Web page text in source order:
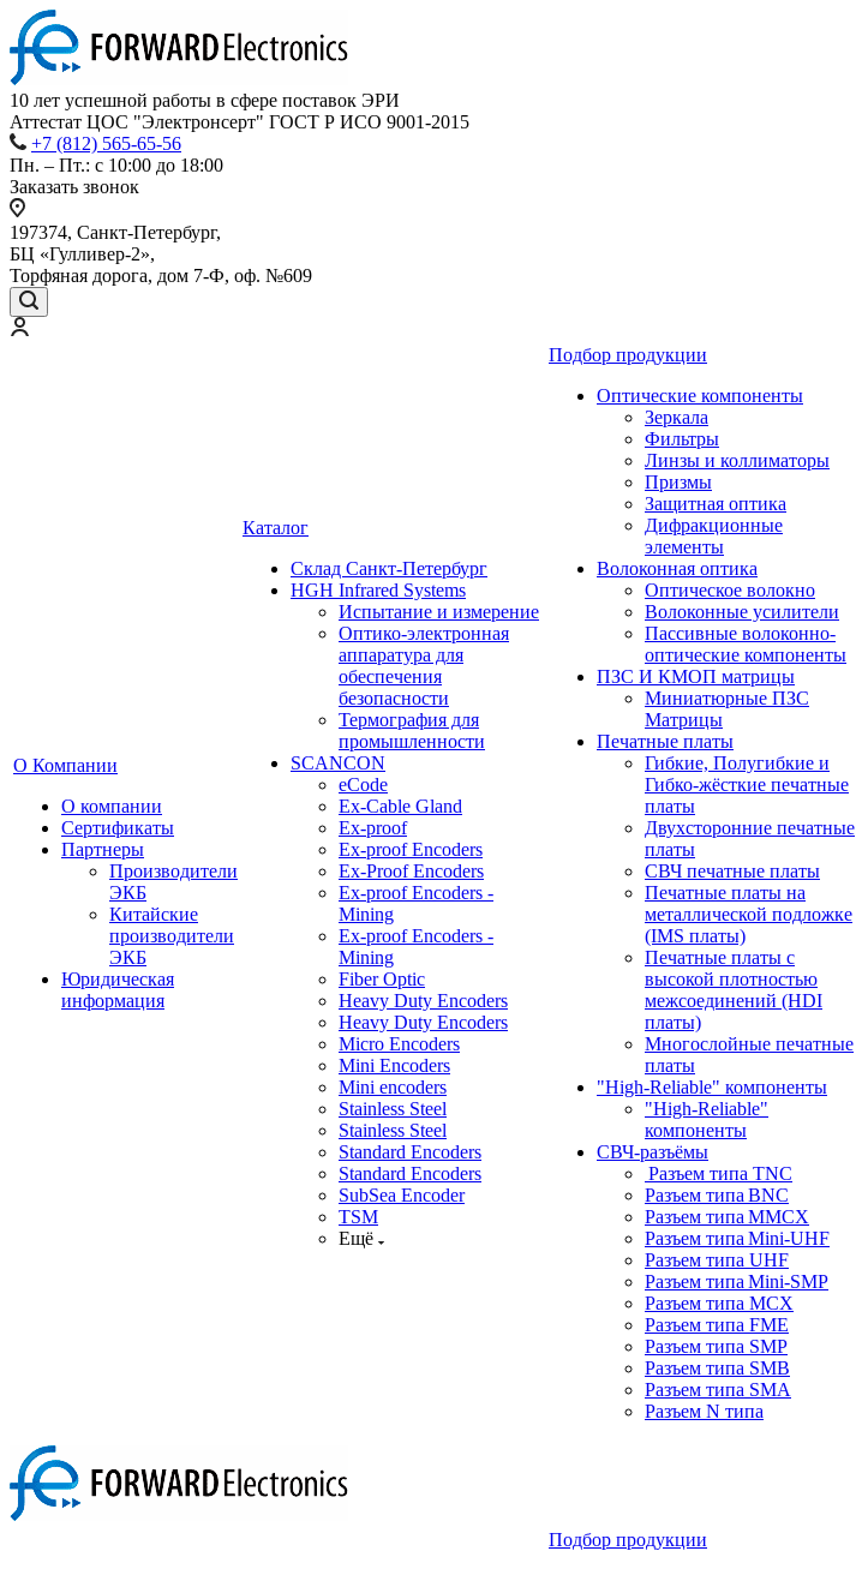
10 лет успешной работы в сфере поставок ЭРИ
Аттестат ЦОС "Электронсерт" ГОСТ Р ИСО 9001-2015
+7 (812) 565-65-56
Пн. – Пт.: с 10:00 до 18:00
Заказать звонок
197374, Санкт-Петербург,
БЦ «Гулливер-2»,
Торфяная дорога, дом 7-Ф, оф. №609
О Компании
О компании
Сертификаты
Партнеры
Производители
ЭКБ
Китайские
производители
ЭКБ
Юридическая
информация
Каталог
Cклад Санкт-Петербург
HGH Infrared Systems
Испытание и измерение
Оптико-электронная
аппаратура для
обеспечения
безопасности
Термография для
промышленности
SCANCON
eCode
Ex-Cable Gland
Ex-proof
Ex-proof Encoders
Ex-Proof Encoders
Ex-proof Encoders -
Mining
Ex-proof Encoders -
Mining
Fiber Optic
Heavy Duty Encoders
Heavy Duty Encoders
Micro Encoders
Mini Encoders
Mini encoders
Stainless Steel
Stainless Steel
Standard Encoders
Standard Encoders
SubSea Encoder
TSM
Ещё
Подбор продукции
Оптические компоненты
Зеркала
Фильтры
Линзы и коллиматоры
Призмы
Защитная оптика
Дифракционные
элементы
Волоконная оптика
Оптическое волокно
Волоконные усилители
Пассивные волоконно-
оптические компоненты
ПЗС И КМОП матрицы
Миниатюрные ПЗС
Матрицы
Печатные платы
Гибкие, Полугибкие и
Гибко-жёсткие печатные
платы
Двухсторонние печатные
платы
СВЧ печатные платы
Печатные платы на
металлической подложке
(IMS платы)
Печатные платы с
высокой плотностью
межсоединений (HDI
платы)
Многослойные печатные
платы
"High-Reliable" компоненты
"High-Reliable"
компоненты
СВЧ-разъёмы
Разъем типа TNC
Разъем типа BNC
Разъем типа MMCX
Разъем типа Mini-UHF
Разъем типа UHF
Разъем типа Mini-SMP
Разъем типа MCX
Разъем типа FME
Разъем типа SMP
Разъем типа SMB
Разъем типа SMA
Разъем N типа
Подбор продукции